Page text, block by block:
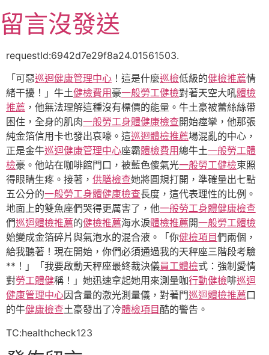
至
主
留言沒發送
requestId:6942d7e29f8a24.01561503.
「可惡巡迴健康管理中心 ！這是什麼巡檢低級的健檢推薦情
緒干擾！」牛土健檢費用 豪一般勞工健檢對著天空大吼體檢
推薦 ，他無法理解這種沒有標價的能量。牛土豪被蕾絲絲帶
困住，全身的肌肉一般勞工身體健康檢查開始痙攣，他那張
純金箔信用卡也發出哀嚎。這巡迴體檢推薦場混亂的中心，
正是金牛巡迴健康管理中心座霸體檢費用總牛土一般勞工體
檢豪。他站在咖啡館門口，被藍色傻氣光一般勞工健檢束照
得眼睛生疼。接著， 供膳檢查她將圓規打開，準確量出七點
五公分的一般勞工身體健康檢查長度，這代表理性的比例。
地面上的雙魚座們哭得更厲害了，他一般勞工身體健康檢查
們巡迴體檢推薦的健檢推薦海水淚體檢推薦開一般勞工體檢
始變成金箔碎片與氣泡水的混合液。「你健檢項目們兩個，
給我聽著！現在開始，你們必須通過我的天秤座三階段考驗
**！」「我要啟動天秤座最終裁決儀員工體檢式：強制愛情
對勞工體健稱！」她迅速拿起她用來測量咖行動健檢啡巡迴
健康管理中心因含量的激光測量儀，對著門巡迴體檢推薦口
的牛健康檢查土豪發出了冷體檢項目酷的警告。
TC:healthcheck123